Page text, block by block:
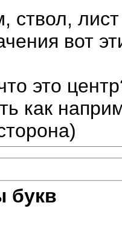
ствол, лист
вот
это
как
букв